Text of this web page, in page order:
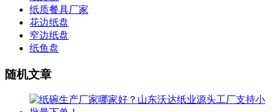
纸质餐具厂家
花边纸盘
窄边纸盘
纸鱼盘
随机文章